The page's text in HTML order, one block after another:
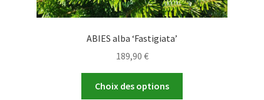
ABIES alba ‘Fastigiata’
189,90 €
Choix des options